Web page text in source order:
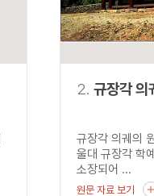
“정조” 또는 “정
“정조”가 나온
료를 검색
2. 규장각 의
규장각 의궤의
울대 규장각 학
소장되어 ...
원문 자료 보기